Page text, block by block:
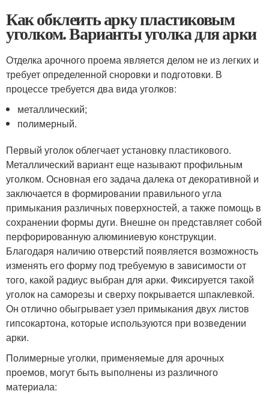
Как обклеить арку пластиковым
уголком. Варианты уголка для арки
Отделка арочного проема является делом не из легких и
требует определенной сноровки и подготовки. В
процессе требуется два вида уголков:
металлический;
полимерный.
Первый уголок облегчает установку пластикового.
Металлический вариант еще называют профильным
уголком. Основная его задача далека от декоративной и
заключается в формировании правильного угла
примыкания различных поверхностей, а также помощь в
сохранении формы дуги. Внешне он представляет собой
перфорированную алюминиевую конструкции.
Благодаря наличию отверстий появляется возможность
изменять его форму под требуемую в зависимости от
того, какой радиус выбран для арки. Фиксируется такой
уголок на саморезы и сверху покрывается шпаклевкой.
Он отлично обыгрывает узел примыкания двух листов
гипсокартона, которые используются при возведении
арки.
Полимерные уголки, применяемые для арочных
проемов, могут быть выполнены из различного
материала: